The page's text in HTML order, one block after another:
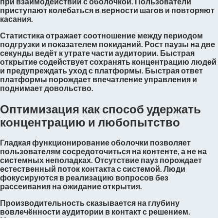
приступают колебаться в верности шагов и повторяют
касания.
Статистика отражает соотношение между периодом
подгрузки и показателем покиданий. Рост паузы на две
секунды ведёт к утрате части аудитории. Быстрая
открытие содействует сохранять концентрацию людей
и предупреждать уход с платформы. Быстрая ответ
платформы порождает впечатление управления и
поднимает довольство.
Оптимизация как способ удержать
концентрацию и любопытство
Гладкая функционирование оболочки позволяет
пользователям сосредоточиться на контенте, а не на
системных неполадках. Отсутствие пауз порождает
естественный поток контакта с системой. Люди
фокусируются в реализацию вопросов без
рассеивания на ожидание открытия.
Производительность сказывается на глубину
вовлечённости аудитории в контакт с решением.